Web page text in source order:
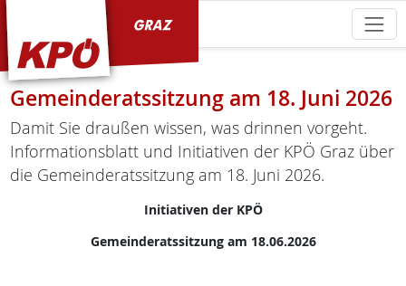
Gemeinderatssitzung am 18. Juni 2026
Damit Sie draußen wissen, was drinnen vorgeht.
Informationsblatt und Initiativen der KPÖ Graz über
die Gemeinderatssitzung am 18. Juni 2026.
Initiativen der KPÖ
Gemeinderatssitzung am 18.06.2026